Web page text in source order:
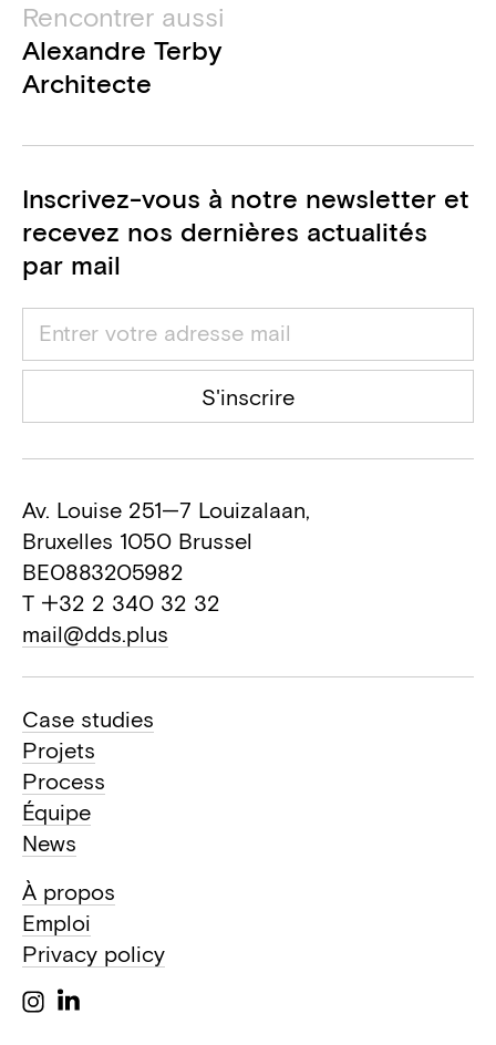
Rencontrer aussi
Alexandre Terby
Architecte
Inscrivez-vous à notre newsletter et
recevez nos dernières actualités
par mail
S'inscrire
Av. Louise 251—7 Louizalaan,
Bruxelles 1050 Brussel
BE0883205982
T +32 2 340 32 32
mail@dds.plus
Case studies
Projets
Process
Équipe
News
À propos
Emploi
Privacy policy